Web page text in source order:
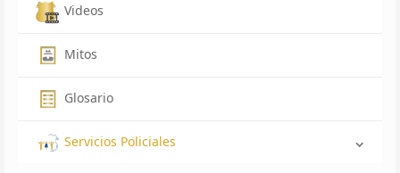
Videos
Mitos
Glosario
Servicios Policiales